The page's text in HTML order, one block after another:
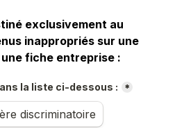
exclusivement au
inappropriés sur une
fiche entreprise :
la liste ci-dessous : *
discriminatoire